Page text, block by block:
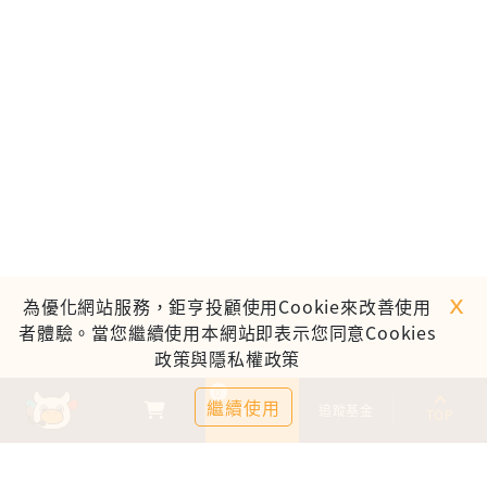
基金比較
0
為優化網站服務，鉅亨投顧使用Cookie來改善使用
者體驗。當您繼續使用本網站即表示您同意Cookies
政策與隱私權政策
繼續使用
ｘ